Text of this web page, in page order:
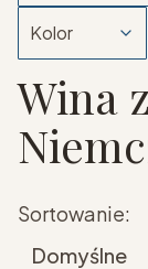
Kolor
Koniec filtrów
Wina
Lista
Sortowanie:
Domyślne